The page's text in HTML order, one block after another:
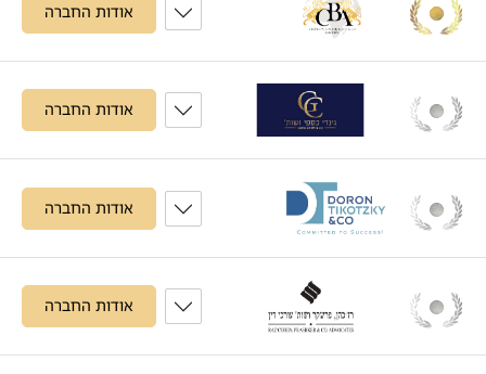
אודות החברה
אודות החברה
אודות החברה
אודות החברה